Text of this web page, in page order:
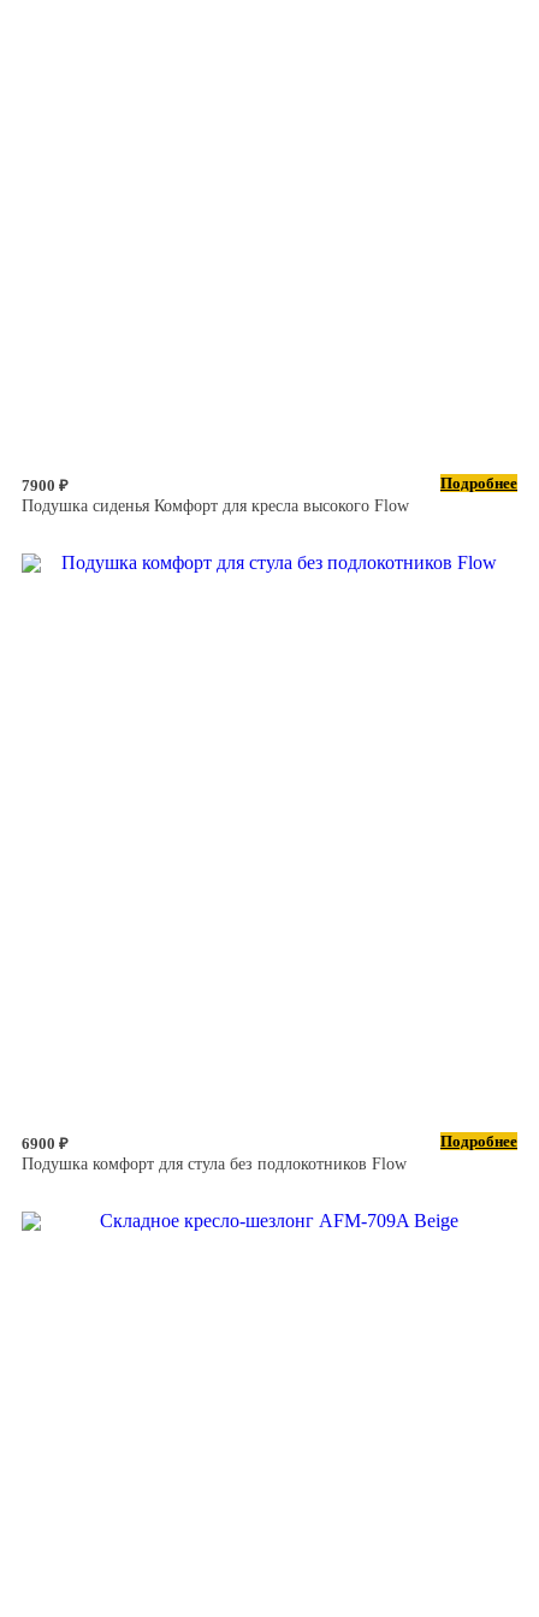
7900 ₽
Подробнее
Подушка сиденья Комфорт для кресла высокого Flow
6900 ₽
Подробнее
Подушка комфорт для стула без подлокотников Flow